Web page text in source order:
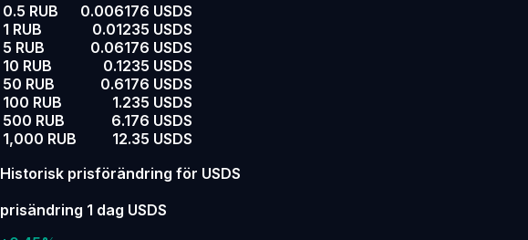
0.5 RUB
0.006176 USDS
1 RUB
0.01235 USDS
5 RUB
0.06176 USDS
10 RUB
0.1235 USDS
50 RUB
0.6176 USDS
100 RUB
1.235 USDS
500 RUB
6.176 USDS
1,000 RUB
12.35 USDS
Historisk prisförändring för USDS
prisändring 1 dag USDS